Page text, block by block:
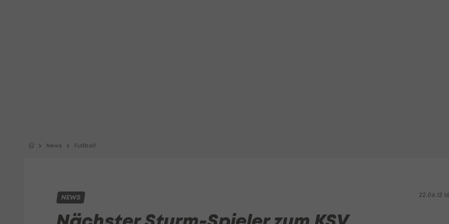
News Fußball
22.06.12
NEWS